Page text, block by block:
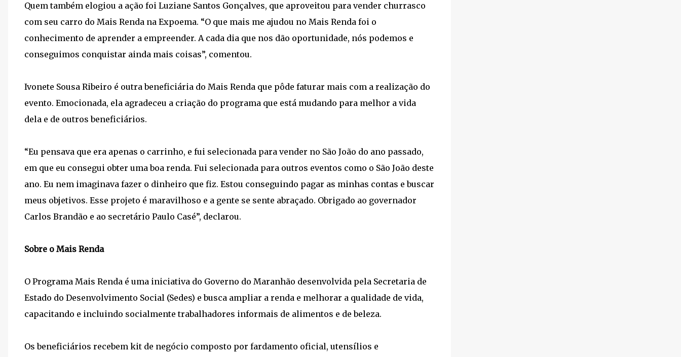
Quem também elogiou a ação foi Luziane Santos Gonçalves, que aproveitou para vender churrasco
com seu carro do Mais Renda na Expoema. “O que mais me ajudou no Mais Renda foi o
conhecimento de aprender a empreender. A cada dia que nos dão oportunidade, nós podemos e
conseguimos conquistar ainda mais coisas”, comentou.
Ivonete Sousa Ribeiro é outra beneficiária do Mais Renda que pôde faturar mais com a realização do
evento. Emocionada, ela agradeceu a criação do programa que está mudando para melhor a vida
dela e de outros beneficiários.
“Eu pensava que era apenas o carrinho, e fui selecionada para vender no São João do ano passado,
em que eu consegui obter uma boa renda. Fui selecionada para outros eventos como o São João deste
ano. Eu nem imaginava fazer o dinheiro que fiz. Estou conseguindo pagar as minhas contas e buscar
meus objetivos. Esse projeto é maravilhoso e a gente se sente abraçado. Obrigado ao governador
Carlos Brandão e ao secretário Paulo Casé”, declarou.
Sobre o Mais Renda
O Programa Mais Renda é uma iniciativa do Governo do Maranhão desenvolvida pela Secretaria de
Estado do Desenvolvimento Social (Sedes) e busca ampliar a renda e melhorar a qualidade de vida,
capacitando e incluindo socialmente trabalhadores informais de alimentos e de beleza.
Os beneficiários recebem kit de negócio composto por fardamento oficial, utensílios e